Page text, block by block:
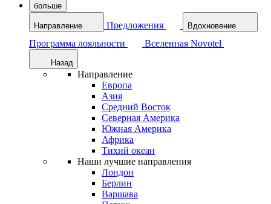
больше
Направление Предложения Вдохновение
Программа лояльности Вселенная Novotel
Назад
Направление
Европа
Азия
Средний Восток
Северная Америка
Южная Америка
Африка
Тихий океан
Наши лучшие направления
Лондон
Берлин
Варшава